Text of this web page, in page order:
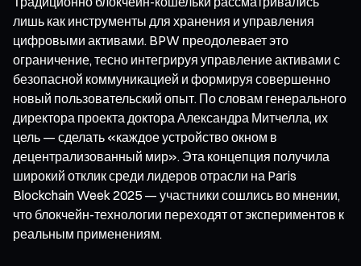
лишь как инструменты для хранения и управления
цифровыми активами. BPW преодолевает это
ограничение, тесно интегрируя управление активами с
безопасной коммуникацией и формируя совершенно
новый пользовательский опыт. По словам генерального
директора проекта доктора Александра Митчелла, их
цель — сделать «каждое устройство окном в
децентрализованный мир». Эта концепция получила
широкий отклик среди лидеров отрасли на Paris
Blockchain Week 2025 — участники сошлись во мнении,
что блокчейн-технологии переходят от экспериментов к
реальным применениям.